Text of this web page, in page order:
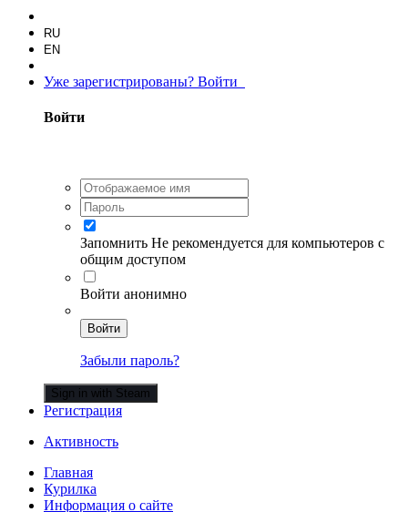
RU
EN
Уже зарегистрированы? Войти
Войти
Запомнить Не рекомендуется для компьютеров с
общим доступом
Войти анонимно
Войти
Забыли пароль?
Sign in with Steam
Регистрация
Активность
Главная
Курилка
Информация о сайте